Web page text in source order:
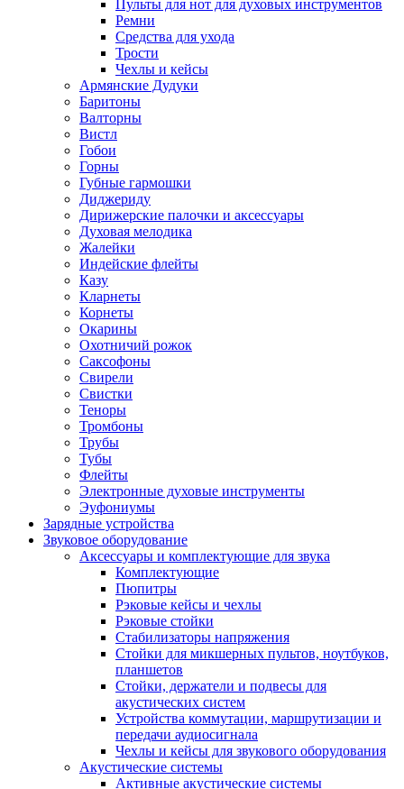
Пульты для нот для духовых инструментов
Ремни
Средства для ухода
Трости
Чехлы и кейсы
Армянские Дудуки
Баритоны
Валторны
Вистл
Гобои
Горны
Губные гармошки
Диджериду
Дирижерские палочки и аксессуары
Духовая мелодика
Жалейки
Индейские флейты
Казу
Кларнеты
Корнеты
Окарины
Охотничий рожок
Саксофоны
Свирели
Свистки
Теноры
Тромбоны
Трубы
Тубы
Флейты
Электронные духовые инструменты
Эуфониумы
Зарядные устройства
Звуковое оборудование
Аксессуары и комплектующие для звука
Комплектующие
Пюпитры
Рэковые кейсы и чехлы
Рэковые стойки
Стабилизаторы напряжения
Стойки для микшерных пультов, ноутбуков,
планшетов
Стойки, держатели и подвесы для
акустических систем
Устройства коммутации, маршрутизации и
передачи аудиосигнала
Чехлы и кейсы для звукового оборудования
Акустические системы
Активные акустические системы